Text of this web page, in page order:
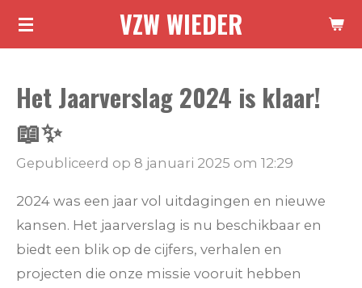
Ga
de
VZW WIEDER
Het Jaarverslag 2024 is klaar!
📖✨
Gepubliceerd op 8 januari 2025 om 12:29
2024 was een jaar vol uitdagingen en nieuwe
kansen. Het jaarverslag is nu beschikbaar en
biedt een blik op de cijfers, verhalen en
projecten die onze missie vooruit hebben